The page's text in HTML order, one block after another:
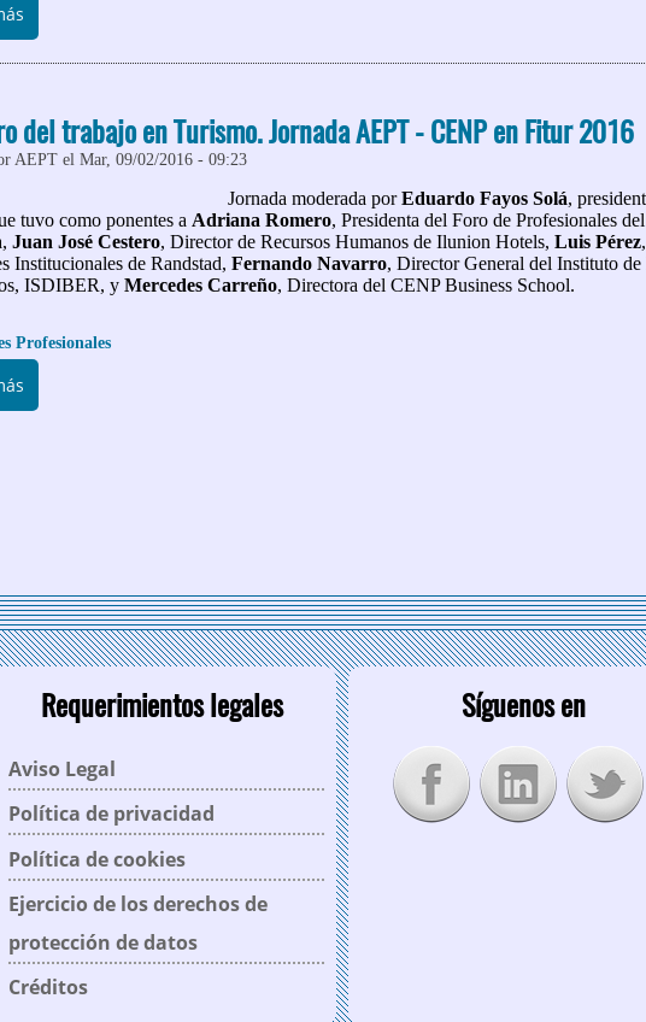
del trabajo en Turismo. Jornada AEPT - CENP en Fitur 2016
AEPT el Mar, 09/02/2016 - 09:23
Jornada moderada porEduardo Fayos Solá,
tuvo como ponentes a Adriana Romero, Presidenta del Foro de Profesionales
Juan José Cestero, Director de Recursos Humanos de Ilunion Hotels, Luis Pérez
Institucionales de Randstad, Fernando Navarro, Director General del Instituto de
ISDIBER, y Mercedes Carreño, Directora del CENP Business School.
Profesionales
Requerimientos legales
Aviso Legal
Política de privacidad
Política de cookies
Ejercicio de los derechos de
protección de datos
Créditos
Síguenos en